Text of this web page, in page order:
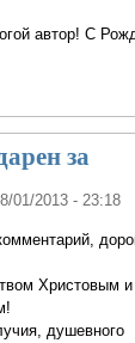
автор! С
за
01/2013 - 23:18
Христовым и
душевного